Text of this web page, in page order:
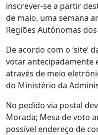
inscrever-se a partir
de maio, uma semana
Regiões Autónomas
De acordo com o ‘site’
votar antecipadamente
através de meio
do Ministério da
No pedido via postal
Morada; Mesa de voto
possível endereço de